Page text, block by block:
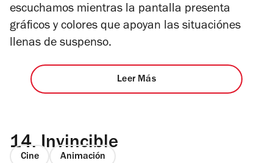
escuchamos mientras la pantalla presenta
gráficos y colores que apoyan las situaciónes
llenas de suspenso.
Leer Más
14. Invincible
Cine Animación